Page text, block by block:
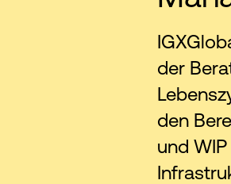
der
den
und